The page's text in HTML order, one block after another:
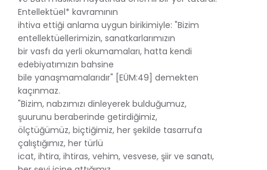
Entellektüel* kavramının
ihtiva ettiği anlama uygun birikimiyle: "Bizim
entellektüellerimizin, sanatkarlarımızın
bir vasfı da yerli okumamaları, hatta kendi
edebiyatımızın bahsine
bile yanaşmamalarıdır" [EÜM:49] demekten
kaçınmaz.
"Bizim, nabzımızı dinleyerek bulduğumuz,
şuurunu beraberinde getirdiğimiz,
ölçtüğümüz, biçtiğimiz, her şekilde tasarrufa
çalıştığımız, her türlü
icat, ihtira, ihtiras, vehim, vesvese, şiir ve sanatı,